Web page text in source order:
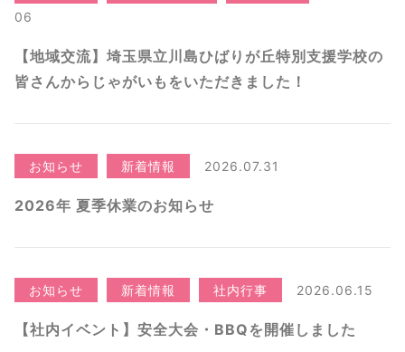
06
【地域交流】埼玉県立川島ひばりが丘特別支援学校の
皆さんからじゃがいもをいただきました！
お知らせ 新着情報 2026.07.31
2026年 夏季休業のお知らせ
お知らせ 新着情報 社内行事 2026.06.15
【社内イベント】安全大会・BBQを開催しました